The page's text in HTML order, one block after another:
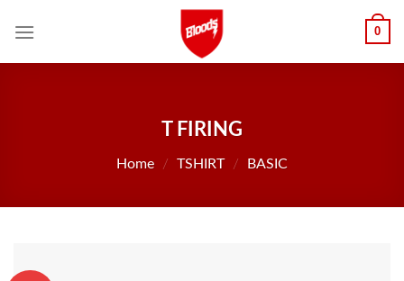
0
T FIRING
Home / TSHIRT / BASIC